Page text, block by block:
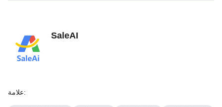
SaleAI
علامة: